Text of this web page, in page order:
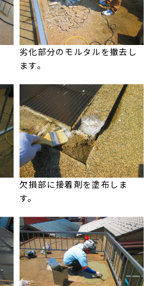
劣化部分のモルタルを撤去し
ます。
欠損部に接着剤を塗布しま
す。